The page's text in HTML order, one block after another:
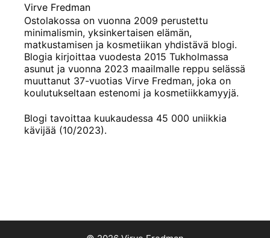
Virve Fredman
Ostolakossa on vuonna 2009 perustettu
minimalismin, yksinkertaisen elämän,
matkustamisen ja kosmetiikan yhdistävä blogi.
Blogia kirjoittaa vuodesta 2015 Tukholmassa
asunut ja vuonna 2023 maailmalle reppu selässä
muuttanut 37-vuotias Virve Fredman, joka on
koulutukseltaan estenomi ja kosmetiikkamyyjä.
Blogi tavoittaa kuukaudessa 45 000 uniikkia
kävijää (10/2023).